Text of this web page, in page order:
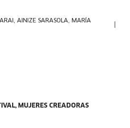
AINIZE SARASOLA, MARÍA
MUJERES CREADORAS